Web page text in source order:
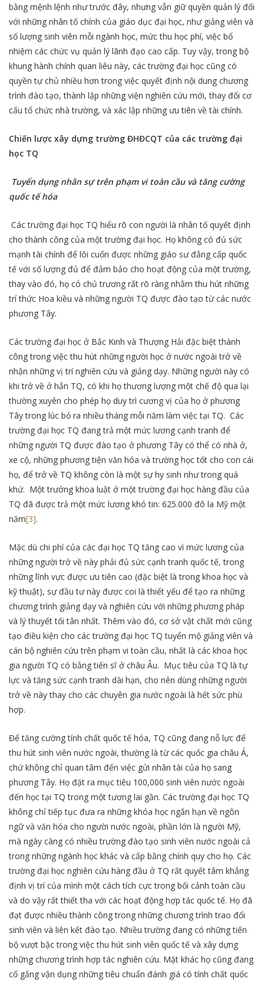
bằng mệnh lệnh như trước đây, nhưng vẫn giữ quyền quản lý đối
với những nhân tố chính của giáo dục đại học, như giảng viên và
số lượng sinh viên mỗi ngành học, mức thu học phí, việc bổ
nhiệm các chức vụ quản lý lãnh đạo cao cấp. Tuy vậy, trong bộ
khung hành chính quan liêu này, các trường đại học cũng có
quyền tự chủ nhiều hơn trong việc quyết định nội dung chương
trình đào tạo, thành lập những viện nghiên cứu mới, thay đổi cơ
cấu tổ chức nhà trường, và xác lập những ưu tiên về tài chính.
Chiến lược xây dựng trường ĐHĐCQT của các trường đại
học TQ
Tuyển dụng nhân sự trên phạm vi toàn cầu và tăng cường
quốc tế hóa
Các trường đại học TQ hiểu rõ con người là nhân tố quyết định
cho thành công của một trường đại học. Họ không có đủ sức
mạnh tài chính để lôi cuốn được những giáo sư đẳng cấp quốc
tế với số lượng đủ để đảm bảo cho hoạt động của một trường,
thay vào đó, họ có chủ trương rất rõ ràng nhằm thu hút những
trí thức Hoa kiều và những người TQ được đào tạo từ các nước
phương Tây.
Các trường đại học ở Bắc Kinh và Thượng Hải đặc biệt thành
công trong việc thu hút những người học ở nước ngoài trở về
nhận những vị trí nghiên cứu và giảng dạy. Những người này có
khi trở về ở hẳn TQ, có khi họ thương lượng một chế độ qua lại
thường xuyên cho phép họ duy trì cương vị của họ ở phương
Tây trong lúc bỏ ra nhiều tháng mỗi năm làm việc tại TQ. Các
trường đại học TQ đang trả một mức lương cạnh tranh để
những người TQ được đào tạo ở phương Tây có thể có nhà ở,
xe cộ, những phương tiện văn hóa và trường học tốt cho con cái
họ, để trở về TQ không còn là một sự hy sinh như trong quá
khứ. Một trưởng khoa luật ở một trường đại học hàng đầu của
TQ đã được trả một mức lương khó tin: 625.000 đô la Mỹ một
năm[3].
Mặc dù chi phí của các đại học TQ tăng cao vì mức lương của
những người trở về này phải đủ sức cạnh tranh quốc tế, trong
những lĩnh vực được ưu tiên cao (đặc biệt là trong khoa học và
kỹ thuật), sự đầu tư này được coi là thiết yếu để tạo ra những
chương trình giảng dạy và nghiên cứu với những phương pháp
và lý thuyết tối tân nhất. Thêm vào đó, cơ sở vật chất mới cũng
tạo điều kiện cho các trường đại học TQ tuyển mộ giảng viên và
cán bộ nghiên cứu trên phạm vi toàn cầu, nhất là các khoa học
gia người TQ có bằng tiến sĩ ở châu Âu. Mục tiêu của TQ là tự
lực và tăng sức cạnh tranh dài hạn, cho nên dùng những người
trở về này thay cho các chuyên gia nước ngoài là hết sức phù
hợp.
Để tăng cường tính chất quốc tế hóa, TQ cũng đang nỗ lực để
thu hút sinh viên nước ngoài, thường là từ các quốc gia châu Á,
chứ không chỉ quan tâm đến việc gửi nhân tài của họ sang
phương Tây. Họ đặt ra mục tiêu 100,000 sinh viên nước ngoài
đến học tại TQ trong một tương lai gần. Các trường đại học TQ
không chỉ tiếp tục đưa ra những khóa học ngắn hạn về ngôn
ngữ và văn hóa cho người nước ngoài, phần lớn là người Mỹ,
mà ngày càng có nhiều trường đào tạo sinh viên nước ngoài cả
trong những ngành học khác và cấp bằng chính quy cho họ. Các
trường đại học nghiên cứu hàng đầu ở TQ rất quyết tâm khẳng
định vị trí của mình một cách tích cực trong bối cảnh toàn cầu
và do vậy rất thiết tha với các hoạt động hợp tác quốc tế. Họ đã
đạt được nhiều thành công trong những chương trình trao đổi
sinh viên và liên kết đào tạo. Nhiều trường đang có những tiến
bộ vượt bậc trong việc thu hút sinh viên quốc tế và xây dựng
những chương trình hợp tác nghiên cứu. Mặt khác họ cũng đang
cố gắng vận dụng những tiêu chuẩn đánh giá có tính chất quốc